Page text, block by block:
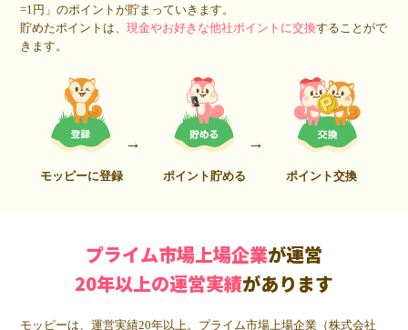
=1円」のポイントが貯まっていきます。
貯めたポイントは、現金やお好きな他社ポイントに交換することがで
きます。
モッピーに登録 ポイント貯める ポイント交換
プライム市場上場企業が運営
20年以上の運営実績があります
モッピーは、運営実績20年以上。プライム市場上場企業（株式会社